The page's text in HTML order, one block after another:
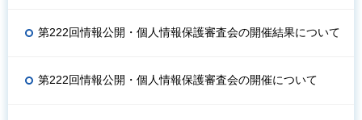
第222回情報公開・個人情報保護審査会の開催結果について
第222回情報公開・個人情報保護審査会の開催について